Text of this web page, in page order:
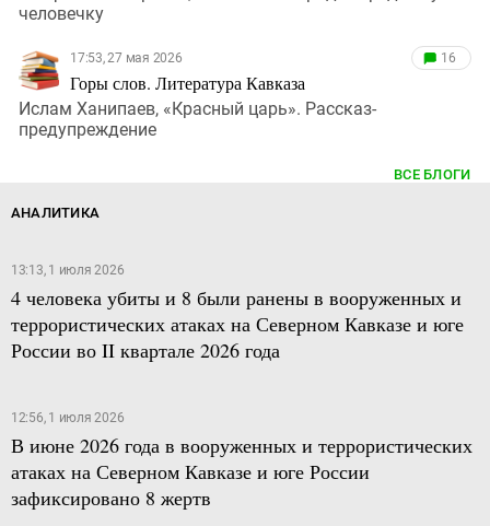
человечку
17:53, 27 мая 2026
Горы слов. Литература Кавказа
16
Ислам Ханипаев, «Красный царь». Рассказ-
предупреждение
ВСЕ БЛОГИ
АНАЛИТИКА
13:13, 1 июля 2026
4 человека убиты и 8 были ранены в вооруженных и
террористических атаках на Северном Кавказе и юге
России во II квартале 2026 года
12:56, 1 июля 2026
В июне 2026 года в вооруженных и террористических
атаках на Северном Кавказе и юге России
зафиксировано 8 жертв